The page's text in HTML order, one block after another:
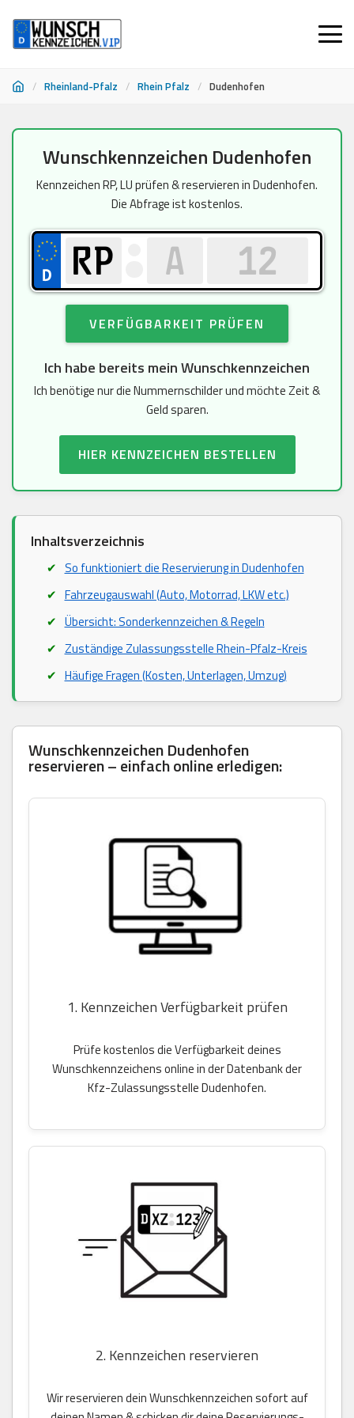
/ Rheinland-Pfalz / Rhein Pfalz / Dudenhofen
springen
Wunschkennzeichen Dudenhofen
Kennzeichen RP, LU prüfen & reservieren in Dudenhofen.
Die Abfrage ist kostenlos.
VERFÜGBARKEIT PRÜFEN
Ich habe bereits mein Wunschkennzeichen
Ich benötige nur die Nummernschilder und möchte Zeit &
Geld sparen.
HIER KENNZEICHEN BESTELLEN
Inhaltsverzeichnis
So funktioniert die Reservierung in Dudenhofen
Fahrzeugauswahl (Auto, Motorrad, LKW etc.)
Übersicht: Sonderkennzeichen & Regeln
Zuständige Zulassungsstelle Rhein-Pfalz-Kreis
Häufige Fragen (Kosten, Unterlagen, Umzug)
Wunschkennzeichen Dudenhofen
reservieren – einfach online erledigen:
1. Kennzeichen Verfügbarkeit prüfen
Prüfe kostenlos die Verfügbarkeit deines
Wunschkennzeichens online in der Datenbank der
Kfz-Zulassungsstelle Dudenhofen.
2. Kennzeichen reservieren
Wir reservieren dein Wunschkennzeichen sofort auf